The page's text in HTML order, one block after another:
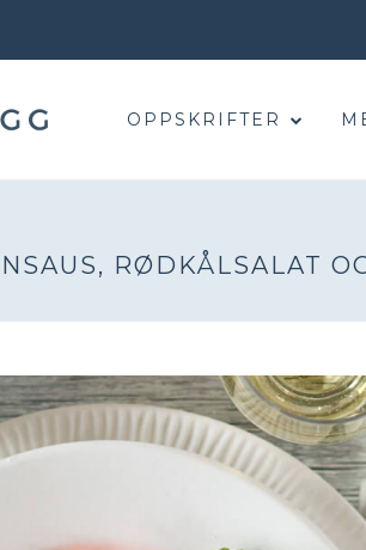
OPPSKRIFTER
RØDKÅLSALAT